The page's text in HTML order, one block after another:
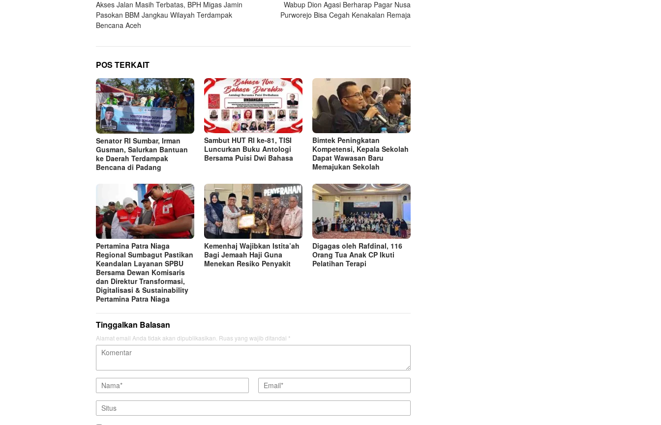
pos
Akses Jalan Masih Terbatas, BPH Migas Jamin
Pasokan BBM Jangkau Wilayah Terdampak
Bencana Aceh
Wabup Dion Agasi Berharap Pagar Nusa
Purworejo Bisa Cegah Kenakalan Remaja
POS TERKAIT
Senator RI Sumbar, Irman
Gusman, Salurkan Bantuan
ke Daerah Terdampak
Bencana di Padang
Sambut HUT RI ke-81, TISI
Luncurkan Buku Antologi
Bersama Puisi Dwi Bahasa
Bimtek Peningkatan
Kompetensi, Kepala Sekolah
Dapat Wawasan Baru
Memajukan Sekolah
Pertamina Patra Niaga
Regional Sumbagut Pastikan
Keandalan Layanan SPBU
Bersama Dewan Komisaris
dan Direktur Transformasi,
Digitalisasi & Sustainability
Pertamina Patra Niaga
Kemenhaj Wajibkan Istita’ah
Bagi Jemaah Haji Guna
Menekan Resiko Penyakit
Digagas oleh Rafdinal, 116
Orang Tua Anak CP Ikuti
Pelatihan Terapi
Tinggalkan Balasan
Alamat email Anda tidak akan dipublikasikan. Ruas yang wajib ditandai *